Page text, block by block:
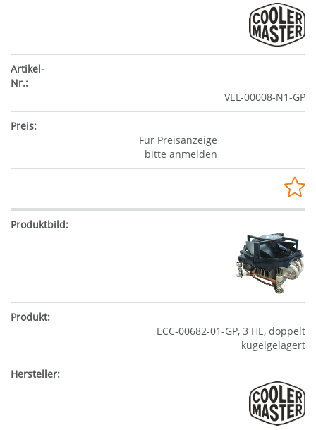
VEL-00008-N1-GP
Für Preisanzeige
bitte anmelden
ECC-00682-01-GP, 3 HE, doppelt
kugelgelagert